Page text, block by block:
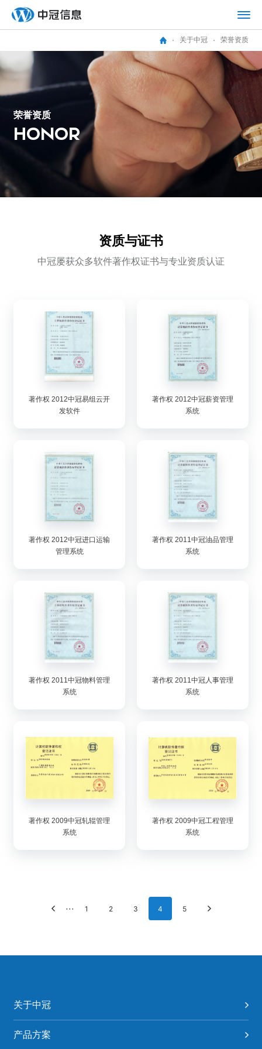
关于中冠 荣誉资质
荣誉资质
HONOR
资质与证书
中冠屡获众多软件著作权证书与专业资质认证
著作权 2012中冠易组云开
发软件
著作权 2012中冠薪资管理
系统
著作权 2012中冠进口运输
管理系统
著作权 2011中冠油品管理
系统
著作权 2011中冠物料管理
系统
著作权 2011中冠人事管理
系统
著作权 2009中冠轧辊管理
系统
著作权 2009中冠工程管理
系统
··· 1 2 3 4 5
关于中冠
产品方案